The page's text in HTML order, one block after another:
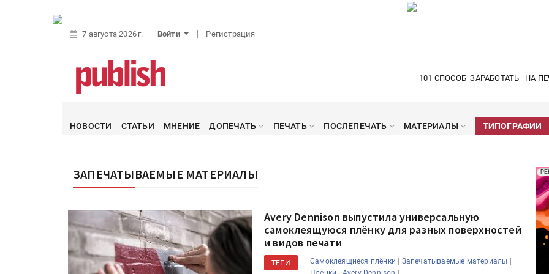
7 августа 2026 г. Войти Регистрация
101 СПОСОБ ЗАРАБОТАТЬ НА
НОВОСТИ СТАТЬИ МНЕНИЕ ДОПЕЧАТЬ ПЕЧАТЬ ПОСЛЕПЕЧАТЬ МАТЕРИАЛЫ ТИПОГРАФИИ
ЗАПЕЧАТЫВАЕМЫЕ МАТЕРИАЛЫ
Avery Dennison выпустила универсальную
самоклеящуюся плёнку для разных поверхностей
и видов печати
ТЕГИ Самоклеящиеся плёнки | Запечатываемые материалы |